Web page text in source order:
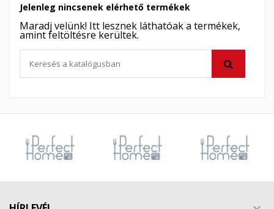
Jelenleg nincsenek elérhető termékek
Maradj velünk! Itt lesznek láthatóak a termékek,
amint feltöltésre kerültek.
My wishlists ×
((modalTitle)) ×
((confirmMessage))
Kívánságlista neve
Be kell jelentkezned a termékek kívánságlistába történő
mentéséhez.